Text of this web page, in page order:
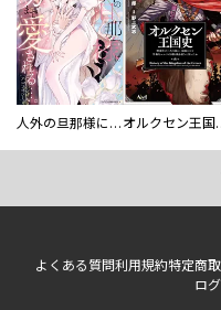
人外の旦那様に娶られ毎晩ナカまで愛される…。アンソロジー オル
よくある質問利用規約特定商
ロ